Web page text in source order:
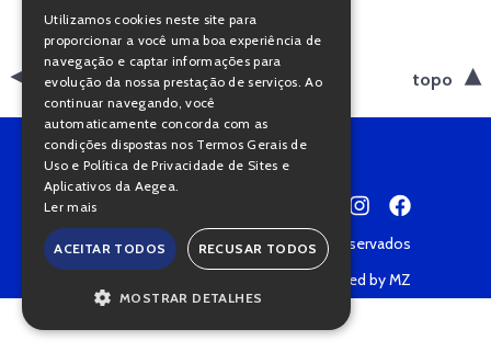
voltar topo
Copyright © 2022 • Todos os direitos reservados
Powered by MZ
Utilizamos cookies neste site para
proporcionar a você uma boa experiência de
navegação e captar informações para
evolução da nossa prestação de serviços. Ao
continuar navegando, você
automaticamente concorda com as
condições dispostas nos Termos Gerais de
Uso e Política de Privacidade de Sites e
Aplicativos da Aegea.
Ler mais
ACEITAR TODOS RECUSAR TODOS
MOSTRAR DETALHES